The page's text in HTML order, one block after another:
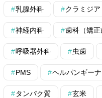
乳腺外科 クラミジア
神経内科 歯科（矯正
呼吸器外科 虫歯
PMS ヘルパンギーナ
タンパク質 玄米